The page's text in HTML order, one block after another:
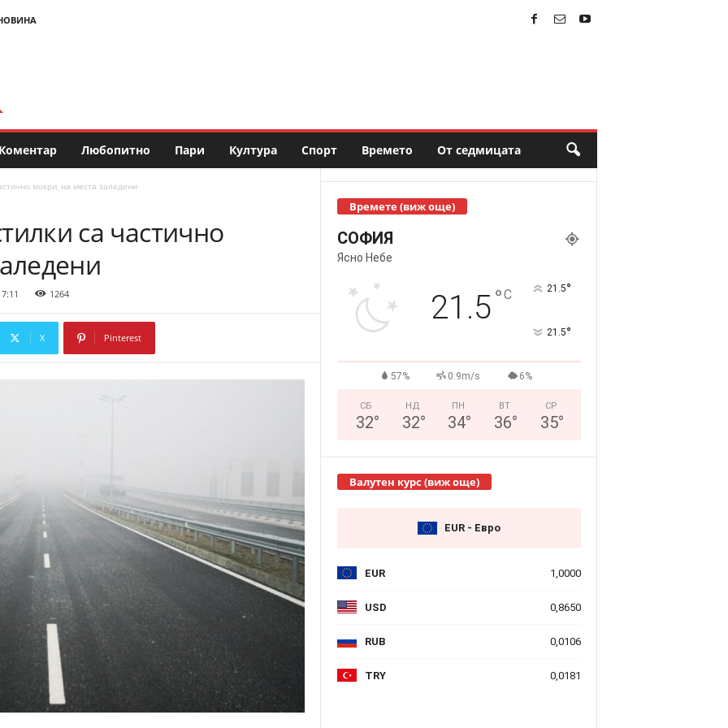
Коментар Любопитно Пари Култура Спорт Времето От седмицата
мокри, на места заледени
са частично
1264
X Pinterest
Времете (виж още)
СОФИЯ
Ясно Небе
21.5°C 21.5°
21.5°
57% 0.9m/s 6%
СБ
32°
НД
32°
ПН
34°
ВТ
36°
СР
35°
Валутен курс (виж още)
EUR - Евро
EUR 1,0000
USD 0,8650
RUB 0,0106
TRY 0,0181